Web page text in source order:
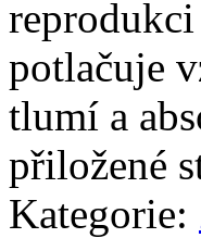
potlačuje
tlumí a
přiložené
Kategorie: